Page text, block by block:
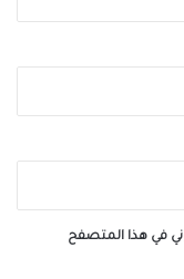
في هذا المتصفح